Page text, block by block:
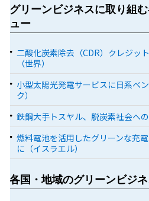
グリーンビジネスに取り組
ュー
二酸化炭素除去（CDR）クレジッ
（世界）
小型太陽光発電サービスに日系ベ
ク）
鉄鋼大手トスヤル、脱炭素社会へ
燃料電池を活用したグリーンな充
に（イスラエル）
各国・地域のグリーンビジ